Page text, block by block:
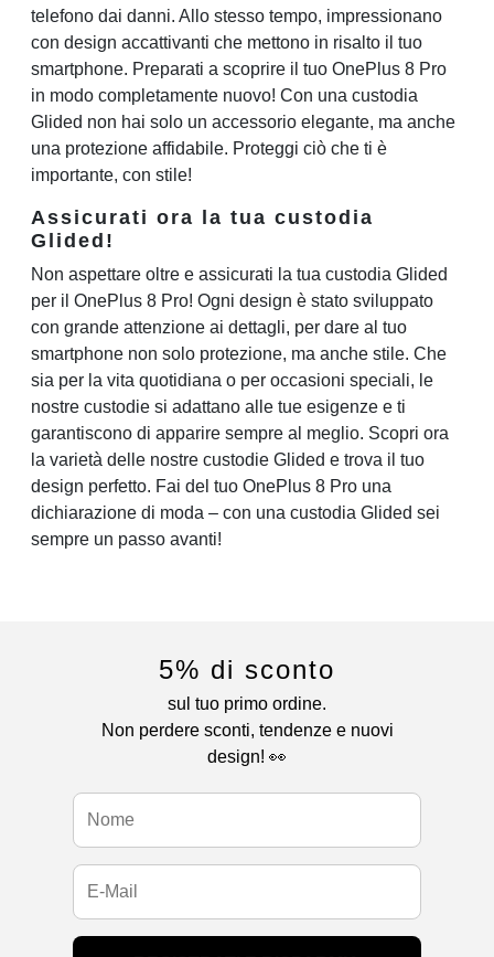
telefono dai danni. Allo stesso tempo, impressionano
con design accattivanti che mettono in risalto il tuo
smartphone. Preparati a scoprire il tuo OnePlus 8 Pro
in modo completamente nuovo! Con una custodia
Glided non hai solo un accessorio elegante, ma anche
una protezione affidabile. Proteggi ciò che ti è
importante, con stile!
Assicurati ora la tua custodia
Glided!
Non aspettare oltre e assicurati la tua custodia Glided
per il OnePlus 8 Pro! Ogni design è stato sviluppato
con grande attenzione ai dettagli, per dare al tuo
smartphone non solo protezione, ma anche stile. Che
sia per la vita quotidiana o per occasioni speciali, le
nostre custodie si adattano alle tue esigenze e ti
garantiscono di apparire sempre al meglio. Scopri ora
la varietà delle nostre custodie Glided e trova il tuo
design perfetto. Fai del tuo OnePlus 8 Pro una
dichiarazione di moda – con una custodia Glided sei
sempre un passo avanti!
5% di sconto
sul tuo primo ordine.
Non perdere sconti, tendenze e nuovi
design! 👀